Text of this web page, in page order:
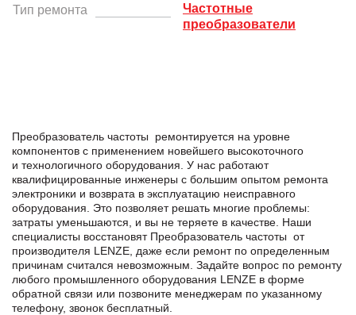
Тип ремонта
Частотные
преобразователи
Преобразователь частоты ремонтируется на уровне
компонентов с применением новейшего высокоточного
и технологичного оборудования. У нас работают
квалифицированные инженеры с большим опытом ремонта
электроники и возврата в эксплуатацию неисправного
оборудования. Это позволяет решать многие проблемы:
затраты уменьшаются, и вы не теряете в качестве. Наши
специалисты восстановят Преобразователь частоты от
производителя LENZE, даже если ремонт по определенным
причинам считался невозможным. Задайте вопрос по ремонту
любого промышленного оборудования LENZE в формe
обратной связи или позвоните менеджерам по указанному
телефону, звонок бесплатный.